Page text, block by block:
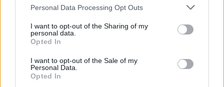
Personal Data Processing Opt Outs
I want to opt-out of the Sharing of my
personal data.
Opted In
I want to opt-out of the Sale of my
Personal Data.
Opted In
📱 El TL;DR (Too Long; Didn't Read)
De quién hablamos: Apple y su nuevo sistema antimanzanas
Trust Insights.
dentro de tus apps bancarias, de mensajería y redes.
Por qué es viral: